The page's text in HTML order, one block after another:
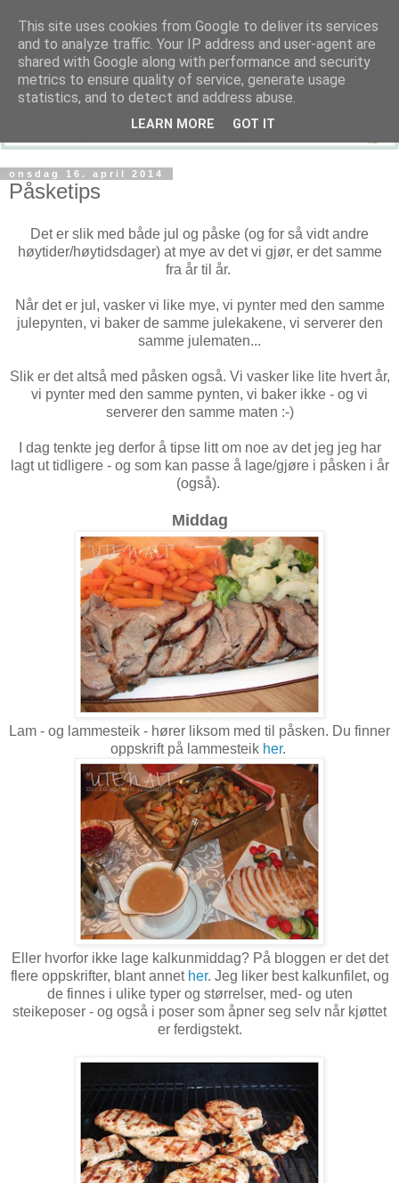
onsdag 16. april 2014
Påsketips
Det er slik med både jul og påske (og for så vidt andre
høytider/høytidsdager) at mye av det vi gjør, er det samme
fra år til år.
Når det er jul, vasker vi like mye, vi pynter med den samme
julepynten, vi baker de samme julekakene, vi serverer den
samme julematen...
Slik er det altså med påsken også. Vi vasker like lite hvert år,
vi pynter med den samme pynten, vi baker ikke - og vi
serverer den samme maten :-)
I dag tenkte jeg derfor å tipse litt om noe av det jeg jeg har
lagt ut tidligere - og som kan passe å lage/gjøre i påsken i år
(også).
Middag
Lam - og lammesteik - hører liksom med til påsken. Du finner
oppskrift på lammesteik her.
Eller hvorfor ikke lage kalkunmiddag? På bloggen er det det
flere oppskrifter, blant annet her. Jeg liker best kalkunfilet, og
de finnes i ulike typer og størrelser, med- og uten
steikeposer - og også i poser som åpner seg selv når kjøttet
er ferdigstekt.
This site uses cookies from Google to deliver its services
and to analyze traffic. Your IP address and user-agent are
shared with Google along with performance and security
metrics to ensure quality of service, generate usage
statistics, and to detect and address abuse.
LEARN MORE GOT IT